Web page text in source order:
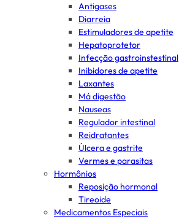
Antigases
Diarreia
Estimuladores de apetite
Hepatoprotetor
Infecção gastroinstestinal
Inibidores de apetite
Laxantes
Má digestão
Nauseas
Regulador intestinal
Reidratantes
Úlcera e gastrite
Vermes e parasitas
Hormônios
Reposição hormonal
Tireoide
Medicamentos Especiais